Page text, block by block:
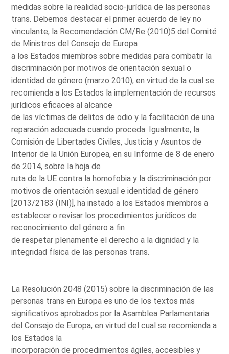
medidas sobre la realidad socio-jurídica de las personas
trans. Debemos destacar el primer acuerdo de ley no
vinculante, la Recomendación CM/Re (2010)5 del Comité
de Ministros del Consejo de Europa
a los Estados miembros sobre medidas para combatir la
discriminación por motivos de orientación sexual o
identidad de género (marzo 2010), en virtud de la cual se
recomienda a los Estados la implementación de recursos
jurídicos eficaces al alcance
de las víctimas de delitos de odio y la facilitación de una
reparación adecuada cuando proceda. Igualmente, la
Comisión de Libertades Civiles, Justicia y Asuntos de
Interior de la Unión Europea, en su Informe de 8 de enero
de 2014, sobre la hoja de
ruta de la UE contra la homofobia y la discriminación por
motivos de orientación sexual e identidad de género
[2013/2183 (INI)], ha instado a los Estados miembros a
establecer o revisar los procedimientos jurídicos de
reconocimiento del género a fin
de respetar plenamente el derecho a la dignidad y la
integridad física de las personas trans.
La Resolución 2048 (2015) sobre la discriminación de las
personas trans en Europa es uno de los textos más
significativos aprobados por la Asamblea Parlamentaria
del Consejo de Europa, en virtud del cual se recomienda a
los Estados la
incorporación de procedimientos ágiles, accesibles y